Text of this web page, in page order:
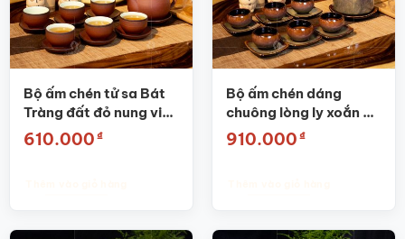
Bộ ấm chén tử sa Bát
Tràng đất đỏ nung viền
đen SG-AC17
610.000 ₫
Bộ ấm chén dáng
chuông lòng ly xoắn ốc
SG-AC13
910.000 ₫